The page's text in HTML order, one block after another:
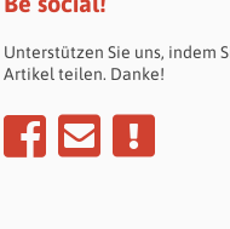
Unterstützen Sie uns, indem
Artikel teilen. Danke!